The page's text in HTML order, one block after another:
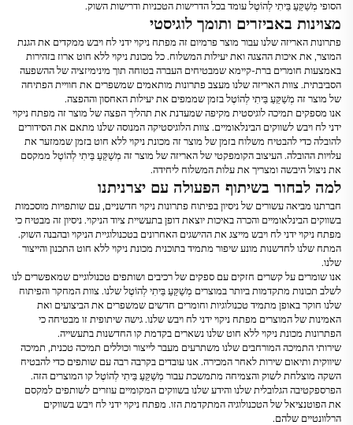
הסופי מְשַׁקֵּעַ בֵּיתִי לְהוֹטֶלעומד בכל הדרישות הטכניות ודרישות השוק.
מצוינות באביזרים ותומך לוגיסטי
פתרונות האריזה שלנו עבור מוצר פרמיום זה מפתח ניקוי ידני לח ויבש ממקדים את הגנת
המוצר, את איכות ההצגה ואת יעילות המשלוח. כל מכונת ניקוי ללא חוטארוז בזהירות
באמצעות חומרים ברת-קיימא שמבטיחים העברה בטוחה תוך מינימיזציה של ההשפעה
הסביבתית. צוות האריזה שלנו מעצב פתרונות מותאמים שמשפרים את חוויית הפתיחה
של מוצר זה מְשַׁקֵּעַ בֵּיתִי לְהוֹטֶלבזמן שממפים את יעילות האחסון וההפצה.
אנו מספקים תמיכה לוגיסטית מקיפה שמעדנת את תהליך הפצה של מוצר זה מפתח ניקוי
ידני לח ויבשלשווקים הבינלאומיים. צוות הלוגיסטיקה המנוסה שלנו מתאם את הסידורים
להובלה כדי להבטיח משלוח בזמן של מוצר זה מכונת ניקוי ללא חוטבזמן שממזער את
עלויות ההובלה. העיצוב הקומפקטי של האריזה של מוצר זה מְשַׁקֵּעַ בֵּיתִי לְהוֹטֶל ממקסם
את ניצול היבשה ומצריך את עלות המשלוח ליחידה.
למה לבחור בשיתוף הפעולה עם יצרניתנו
חברתנו מביאה עשורים של ניסיון בפיתוח פתרונות ניקוי חדשניים, עם שותפויות מוסכמות
בשווקים הבינלאומיים והכרה באיכות יוצאת דופן בתעשיית ציוד הניקוי. ניסיון זה מבטיח כי
מפתח ניקוי ידני לח ויבש מייצג את ההישגים האחרונים בטכנולוגיית הניקוי ובהבנה השוק.
המתח שלנו לחדשנות מונע שיפור מתמיד בתוכנית מכונת ניקוי ללא חוטהתכנון והייצור
שלנו.
אנו שומרים על קשרים חזקים עם ספקים של רכיבים ושותפים טכנולוגיים שמאפשרים לנו
לשלב תכונות מתקדמות ביותר במוצרים מְשַׁקֵּעַ בֵּיתִי לְהוֹטֶלשלנו. צוות המחקר והפיתוח
שלנו חוקר באופן מתמיד טכנולוגיות וחומרים חדשים שמשפרים את הביצועים ואת
האמינות של המוצרים מפתח ניקוי ידני לח ויבששלנו. גישה שיתופית זו מבטיחה כי
הפתרונות מכונת ניקוי ללא חוטשלנו נשארים בקדמת קו החדשנות בתעשייה.
שירותי התמיכה המורחבים שלנו משתרעים מעבר לייצור וכוללים תמיכה טכנית, תמיכה
שיווקית ותיאום שירות לאחר המכירה. אנו עובדים בקרבה רבה עם שותפים כדי להבטיח
השקה מוצלחת לשוק והצמיחה מתמשכת עבור מְשַׁקֵּעַ בֵּיתִי לְהוֹטֶלקו המוצרים הזה.
הפרספקטיבה הגלובלית שלנו והידע שלנו בשווקים המקומיים עוזרים לשותפים למקסם
את הפוטנציאל של הטכנולוגיה המתקדמת הזו. מפתח ניקוי ידני לח ויבשבשווקים
הרלוונטיים שלהם.